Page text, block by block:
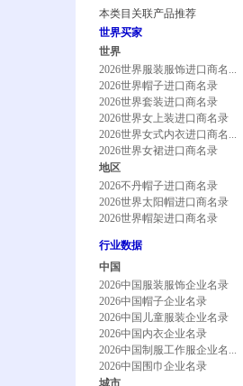
本类目关联产品推荐
世界买家
世界
2026世界服装服饰进口商名...
2026世界帽子进口商名录
2026世界套装进口商名录
2026世界女上装进口商名录
2026世界女式内衣进口商名...
2026世界女裙进口商名录
地区
2026不丹帽子进口商名录
2026世界太阳帽进口商名录
2026世界帽架进口商名录
行业数据
中国
2026中国服装服饰企业名录
2026中国帽子企业名录
2026中国儿童服装企业名录
2026中国内衣企业名录
2026中国制服工作服企业名...
2026中国围巾企业名录
城市